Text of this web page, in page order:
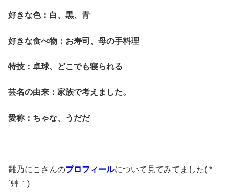
好きな色：白、黒、青
好きな食べ物：お寿司、母の手料理
特技：卓球、どこでも寝られる
芸名の由来：家族で考えました。
愛称：ちゃな、うだだ
雛乃にこ さんのプロフィールについて見てみてました( *
´艸｀)